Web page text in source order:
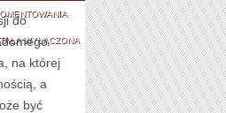
PRZEPISY
WEGAŃSKIE
WYŁĄCZONA
do
na której
a
być